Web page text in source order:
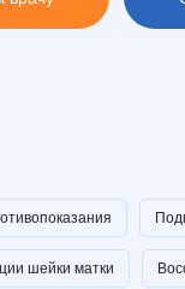
диабета
шейки матки